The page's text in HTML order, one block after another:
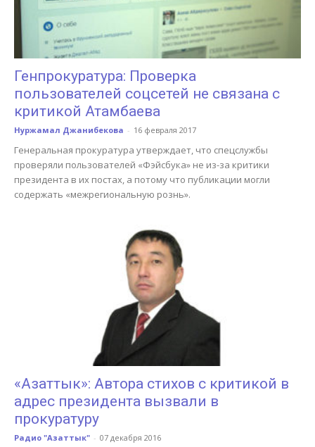
Генпрокуратура: Проверка
пользователей соцсетей не связана с
критикой Атамбаева
Нуржамал Джанибекова - 16 февраля 2017
Генеральная прокуратура утверждает, что спецслужбы
проверяли пользователей «Фэйсбука» не из-за критики
президента в их постах, а потому что публикации могли
содержать «межрегиональную рознь».
«Азаттык»: Автора стихов с критикой в
адрес президента вызвали в
прокуратуру
Радио "Азаттык" - 07 декабря 2016